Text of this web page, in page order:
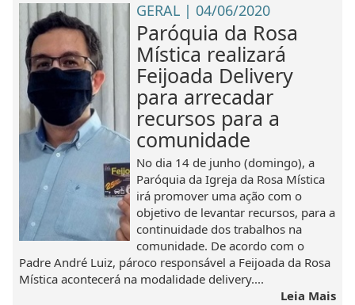
GERAL | 04/06/2020
Paróquia da Rosa
Mística realizará
Feijoada Delivery
para arrecadar
recursos para a
comunidade
No dia 14 de junho (domingo), a
Paróquia da Igreja da Rosa Mística
irá promover uma ação com o
objetivo de levantar recursos, para a
continuidade dos trabalhos na
comunidade. De acordo com o
Padre André Luiz, pároco responsável a Feijoada da Rosa
Mística acontecerá na modalidade delivery....
Leia Mais